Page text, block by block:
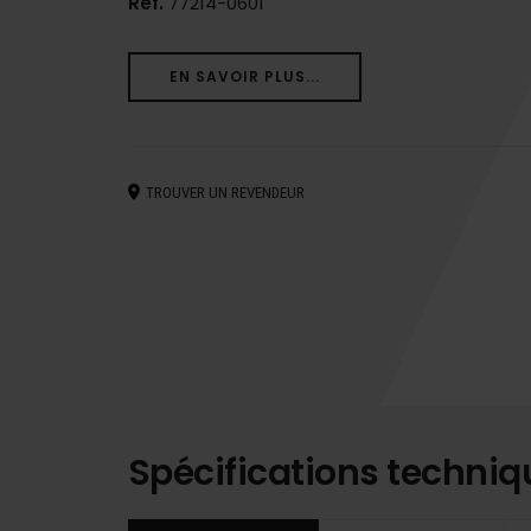
EN SAVOIR PLUS...
TROUVER UN REVENDEUR
Spécifications